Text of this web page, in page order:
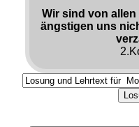
Wir sind von
ängstigen uns